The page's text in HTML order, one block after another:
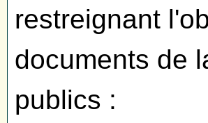
restreignant
documents de
publics :